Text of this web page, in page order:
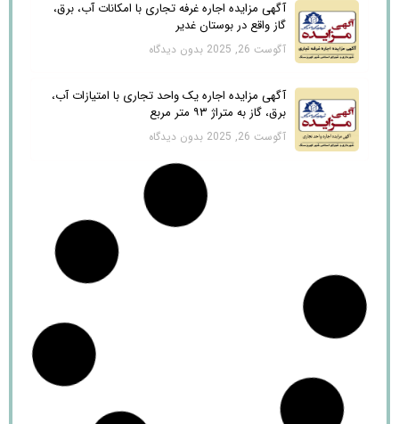
آگهی مزایده اجاره غرفه تجاری با امکانات آب، برق،
گاز واقع در بوستان غدیر
آگوست 26, 2025 بدون دیدگاه
آگهی مزایده اجاره یک واحد تجاری با امتیازات آب،
برق، گاز به متراژ ۹۳ متر مربع
آگوست 26, 2025 بدون دیدگاه